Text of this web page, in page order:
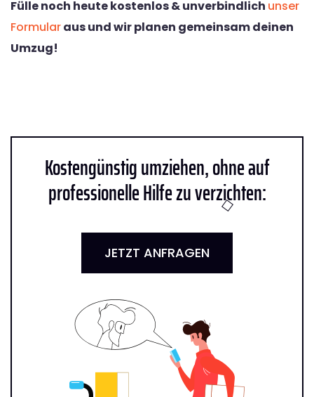
Fülle noch heute kostenlos & unverbindlich unser
Formularaus und wir planen gemeinsam deinen
Umzug!
Kostengünstig umziehen, ohne auf
professionelle Hilfe zu verzichten:
JETZT ANFRAGEN